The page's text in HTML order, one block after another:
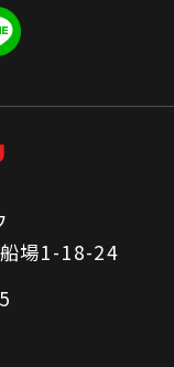
場1-18-24